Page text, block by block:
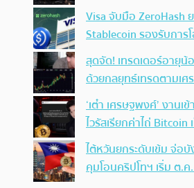
Visa จับมือ ZeroHash
Stablecoin รองรับการ
สุดจัด! เทรดเดอร์อายุ
ด้วยกลยุทธ์เทรดตามเศ
‘เต๋า เศรษฐพงศ์’ งานเ
ไวรัสเรียกค่าไถ่
ไต้หวันยกระดับเข้ม จ่อ
คุมโอนคริปโทฯ เริ่ม ต.